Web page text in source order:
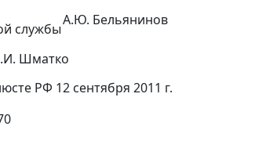
службы
А.Ю. Бельянинов
Шматко
РФ 12 сентября 2011 г.